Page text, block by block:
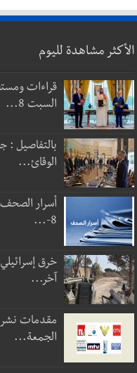
الأكثر مشاهدة لليوم
قراءات
السبت 8...
بالتفاصيل :
الوقائ...
أسرار الصحف
8-...
خرق
آخر...
مقدمات
الجمعة...